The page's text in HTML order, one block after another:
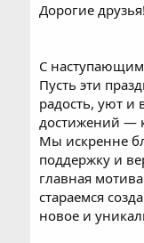
Дорогие друзья!
С
Пусть эти
радость, уют и
достижений —
Мы искренне
поддержку и
главная
стараемся
новое и